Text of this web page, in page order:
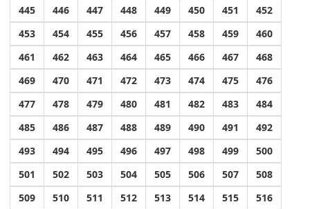
445
446 447 448 449 450 451
452
453
454 455 456 457 458 459
460
461
462 463 464 465 466 467
468
469
470 471 472 473 474 475
476
477
478 479 480 481 482 483
484
485
486 487 488 489 490 491
492
493
494 495 496 497 498 499
500
501
502 503 504 505 506 507
508
509
510 511 512 513 514 515
516